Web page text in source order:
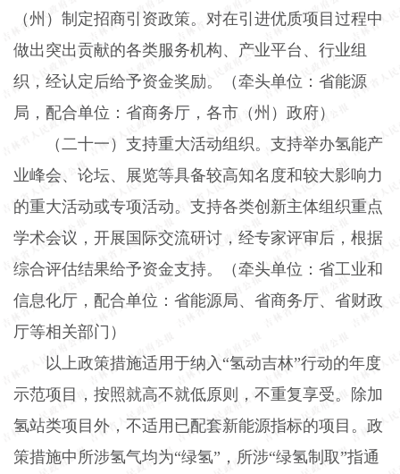
（州）制定招商引资政策。对在引进优质项目过程中
做出突出贡献的各类服务机构、产业平台、行业组
织，经认定后给予资金奖励。（牵头单位：省能源
局，配合单位：省商务厅，各市（州）政府）
（二十一）支持重大活动组织。 支持举办氢能产
业峰会、论坛、展览等具备较高知名度和较大影响力
的重大活动或专项活动。支持各类创新主体组织重点
学术会议，开展国际交流研讨，经专家评审后，根据
综合评估结果给予资金支持。（牵头单位：省工业和
信息化厅，配合单位：省能源局、省商务厅、省财政
厅等相关部门）
以上政策措施适用于纳入“氢动吉林”行动的年度
示范项目，按照就高不就低原则，不重复享受。除加
氢站类项目外，不适用已配套新能源指标的项目。政
策措施中所涉氢气均为“绿氢”，所涉“绿氢制取”指通